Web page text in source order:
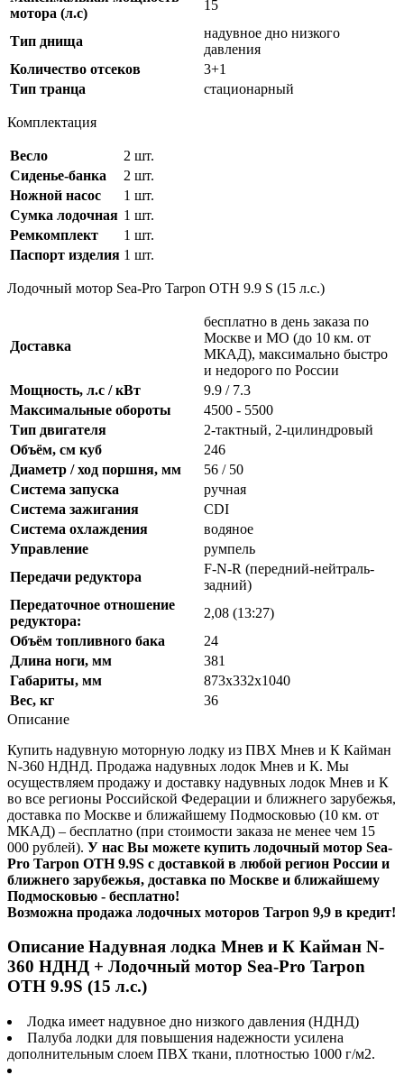
мотора (л.с)
15
Тип днища
надувное дно низкого
давления
Количество отсеков
3+1
Тип транца
стационарный
Комплектация
Весло
2 шт.
Сиденье-банка
2 шт.
Ножной насос
1 шт.
Сумка лодочная 1 шт.
Ремкомплект
1 шт.
Паспорт изделия 1 шт.
Лодочный мотор Sea-Pro Tarpon OTH 9.9 S (15 л.с.)
Доставка
бесплатно в день заказа по
Москве и МО (до 10 км. от
МКАД), максимально быстро
и недорого по России
Мощность, л.с / кВт
9.9 / 7.3
Максимальные обороты
4500 - 5500
Тип двигателя
2-тактный, 2-цилиндровый
Объём, см куб
246
Диаметр / ход поршня, мм
56 / 50
Система запуска
ручная
Система зажигания
CDI
Система охлаждения
водяное
Управление
румпель
Передачи редуктора
F-N-R (передний-нейтраль-
задний)
Передаточное отношение
редуктора:
2,08 (13:27)
Объём топливного бака
24
Длина ноги, мм
381
Габариты, мм
873х332х1040
Вес, кг
36
Описание
Купить надувную моторную лодку из ПВХ Мнев и К Кайман
N-360 НДНД. Продажа надувных лодок Мнев и К. Мы
осуществляем продажу и доставку надувных лодок Мнев и К
во все регионы Российской Федерации и ближнего зарубежья,
доставка по Москве и ближайшему Подмосковью (10 км. от
МКАД) – бесплатно (при стоимости заказа не менее чем 15
000 рублей). У нас Вы можете купить лодочный мотор Sea-
Pro Tarpon OTH 9.9S с доставкой в любой регион России и
ближнего зарубежья, доставка по Москве и ближайшему
Подмосковью - бесплатно!
Возможна продажа лодочных моторов Tarpon 9,9 в кредит!
Описание Надувная лодка Мнев и К Кайман N-
360 НДНД + Лодочный мотор Sea-Pro Tarpon
OTH 9.9S (15 л.с.)
Лодка имеет надувное дно низкого давления (НДНД)
Палуба лодки для повышения надежности усилена
дополнительным слоем ПВХ ткани, плотностью 1000 г/м2.